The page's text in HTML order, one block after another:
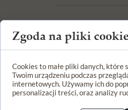
Mycie
Użycie gorącej wody
Użycie chemii biobójczej oraz
Zgoda na pliki
Cookies to małe pliki danych, które
Twoim urządzeniu podczas
internetowych. Używamy ich do
personalizacji treści, oraz analizy